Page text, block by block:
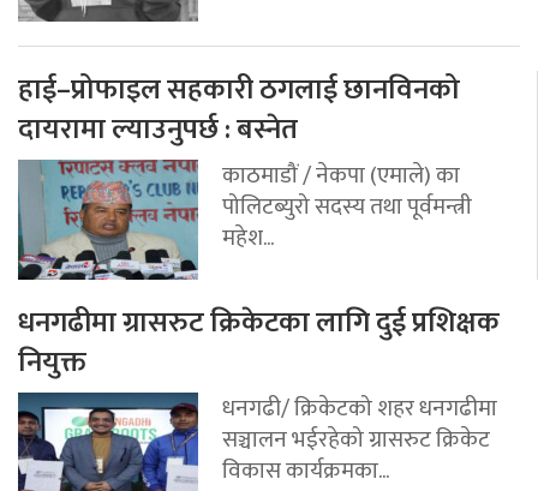
हाई–प्रोफाइल सहकारी ठगलाई छानविनको
दायरामा ल्याउनुपर्छ : बस्नेत
काठमाडौं / नेकपा (एमाले) का
पोलिटब्युरो सदस्य तथा पूर्वमन्त्री
महेश...
धनगढीमा ग्रासरुट क्रिकेटका लागि दुई प्रशिक्षक
नियुक्त
धनगढी/ क्रिकेटको शहर धनगढीमा
सञ्चालन भईरहेको ग्रासरुट क्रिकेट
विकास कार्यक्रमका...